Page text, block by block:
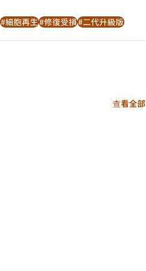
#細胞再生#修復受損#二代升級版
查看全部